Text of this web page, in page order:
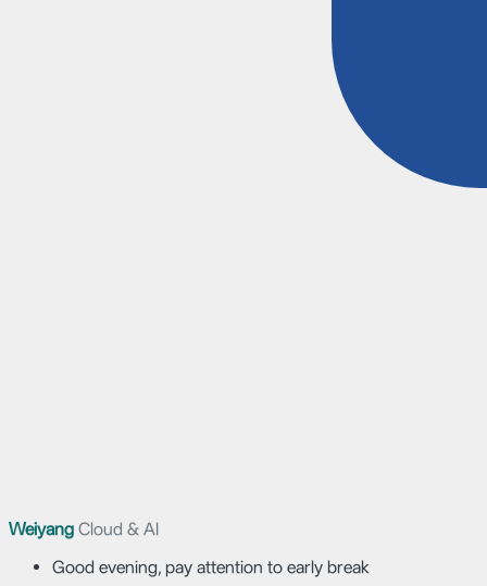
Weiyang Cloud & AI
Good evening, pay attention to early break